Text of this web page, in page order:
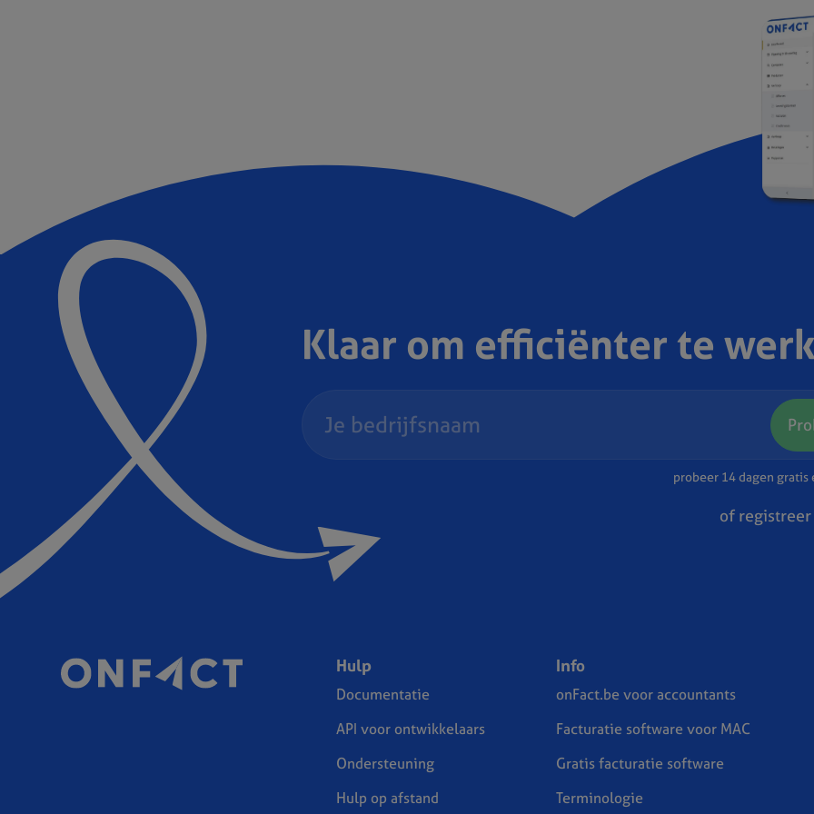
Klaar om efficiënter te
probeer 14 dagen
of
Hulp
Documentatie
API voor ontwikkelaars
Ondersteuning
Hulp op afstand
Info
onFact.be voor accountants
Facturatie software voor MAC
Gratis facturatie software
Terminologie